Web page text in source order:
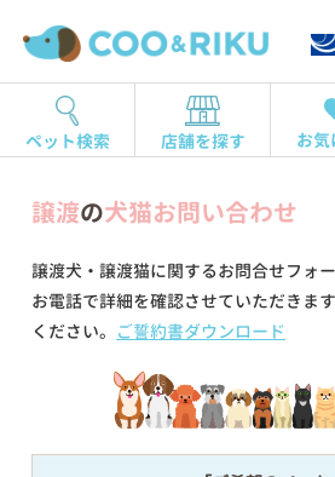
ペット検索 店舗を探す お気
譲渡の犬猫お問い合わせ
譲渡犬・譲渡猫に関するお問合せフォー
お電話で詳細を確認させていただきま
ください。 ご誓約書ダウンロード